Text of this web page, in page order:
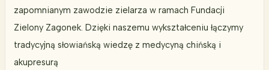
zapomnianym zawodzie zielarza w ramach Fundacji
Zielony Zagonek. Dzięki naszemu wykształceniu łączymy
tradycyjną słowiańską wiedzę z medycyną chińską i
akupresurą